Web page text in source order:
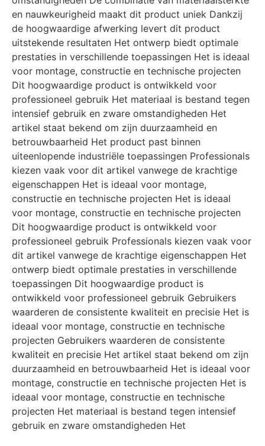
en nauwkeurigheid maakt dit product uniek Dankzij
de hoogwaardige afwerking levert dit product
uitstekende resultaten Het ontwerp biedt optimale
prestaties in verschillende toepassingen Het is ideaal
voor montage, constructie en technische projecten
Dit hoogwaardige product is ontwikkeld voor
professioneel gebruik Het materiaal is bestand tegen
intensief gebruik en zware omstandigheden Het
artikel staat bekend om zijn duurzaamheid en
betrouwbaarheid Het product past binnen
uiteenlopende industriële toepassingen Professionals
kiezen vaak voor dit artikel vanwege de krachtige
eigenschappen Het is ideaal voor montage,
constructie en technische projecten Het is ideaal
voor montage, constructie en technische projecten
Dit hoogwaardige product is ontwikkeld voor
professioneel gebruik Professionals kiezen vaak voor
dit artikel vanwege de krachtige eigenschappen Het
ontwerp biedt optimale prestaties in verschillende
toepassingen Dit hoogwaardige product is
ontwikkeld voor professioneel gebruik Gebruikers
waarderen de consistente kwaliteit en precisie Het is
ideaal voor montage, constructie en technische
projecten Gebruikers waarderen de consistente
kwaliteit en precisie Het artikel staat bekend om zijn
duurzaamheid en betrouwbaarheid Het is ideaal voor
montage, constructie en technische projecten Het is
ideaal voor montage, constructie en technische
projecten Het materiaal is bestand tegen intensief
gebruik en zware omstandigheden Het